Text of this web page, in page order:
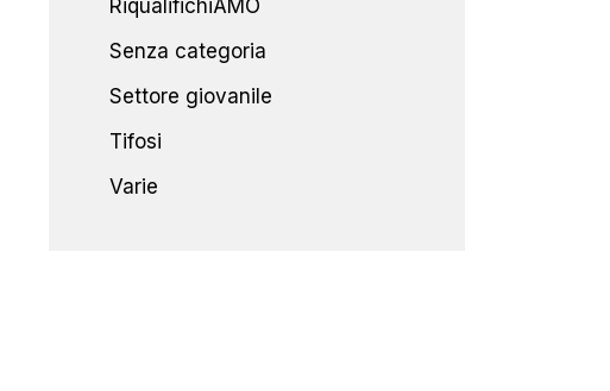
RiqualifichiAMO
Senza categoria
Settore giovanile
Tifosi
Varie